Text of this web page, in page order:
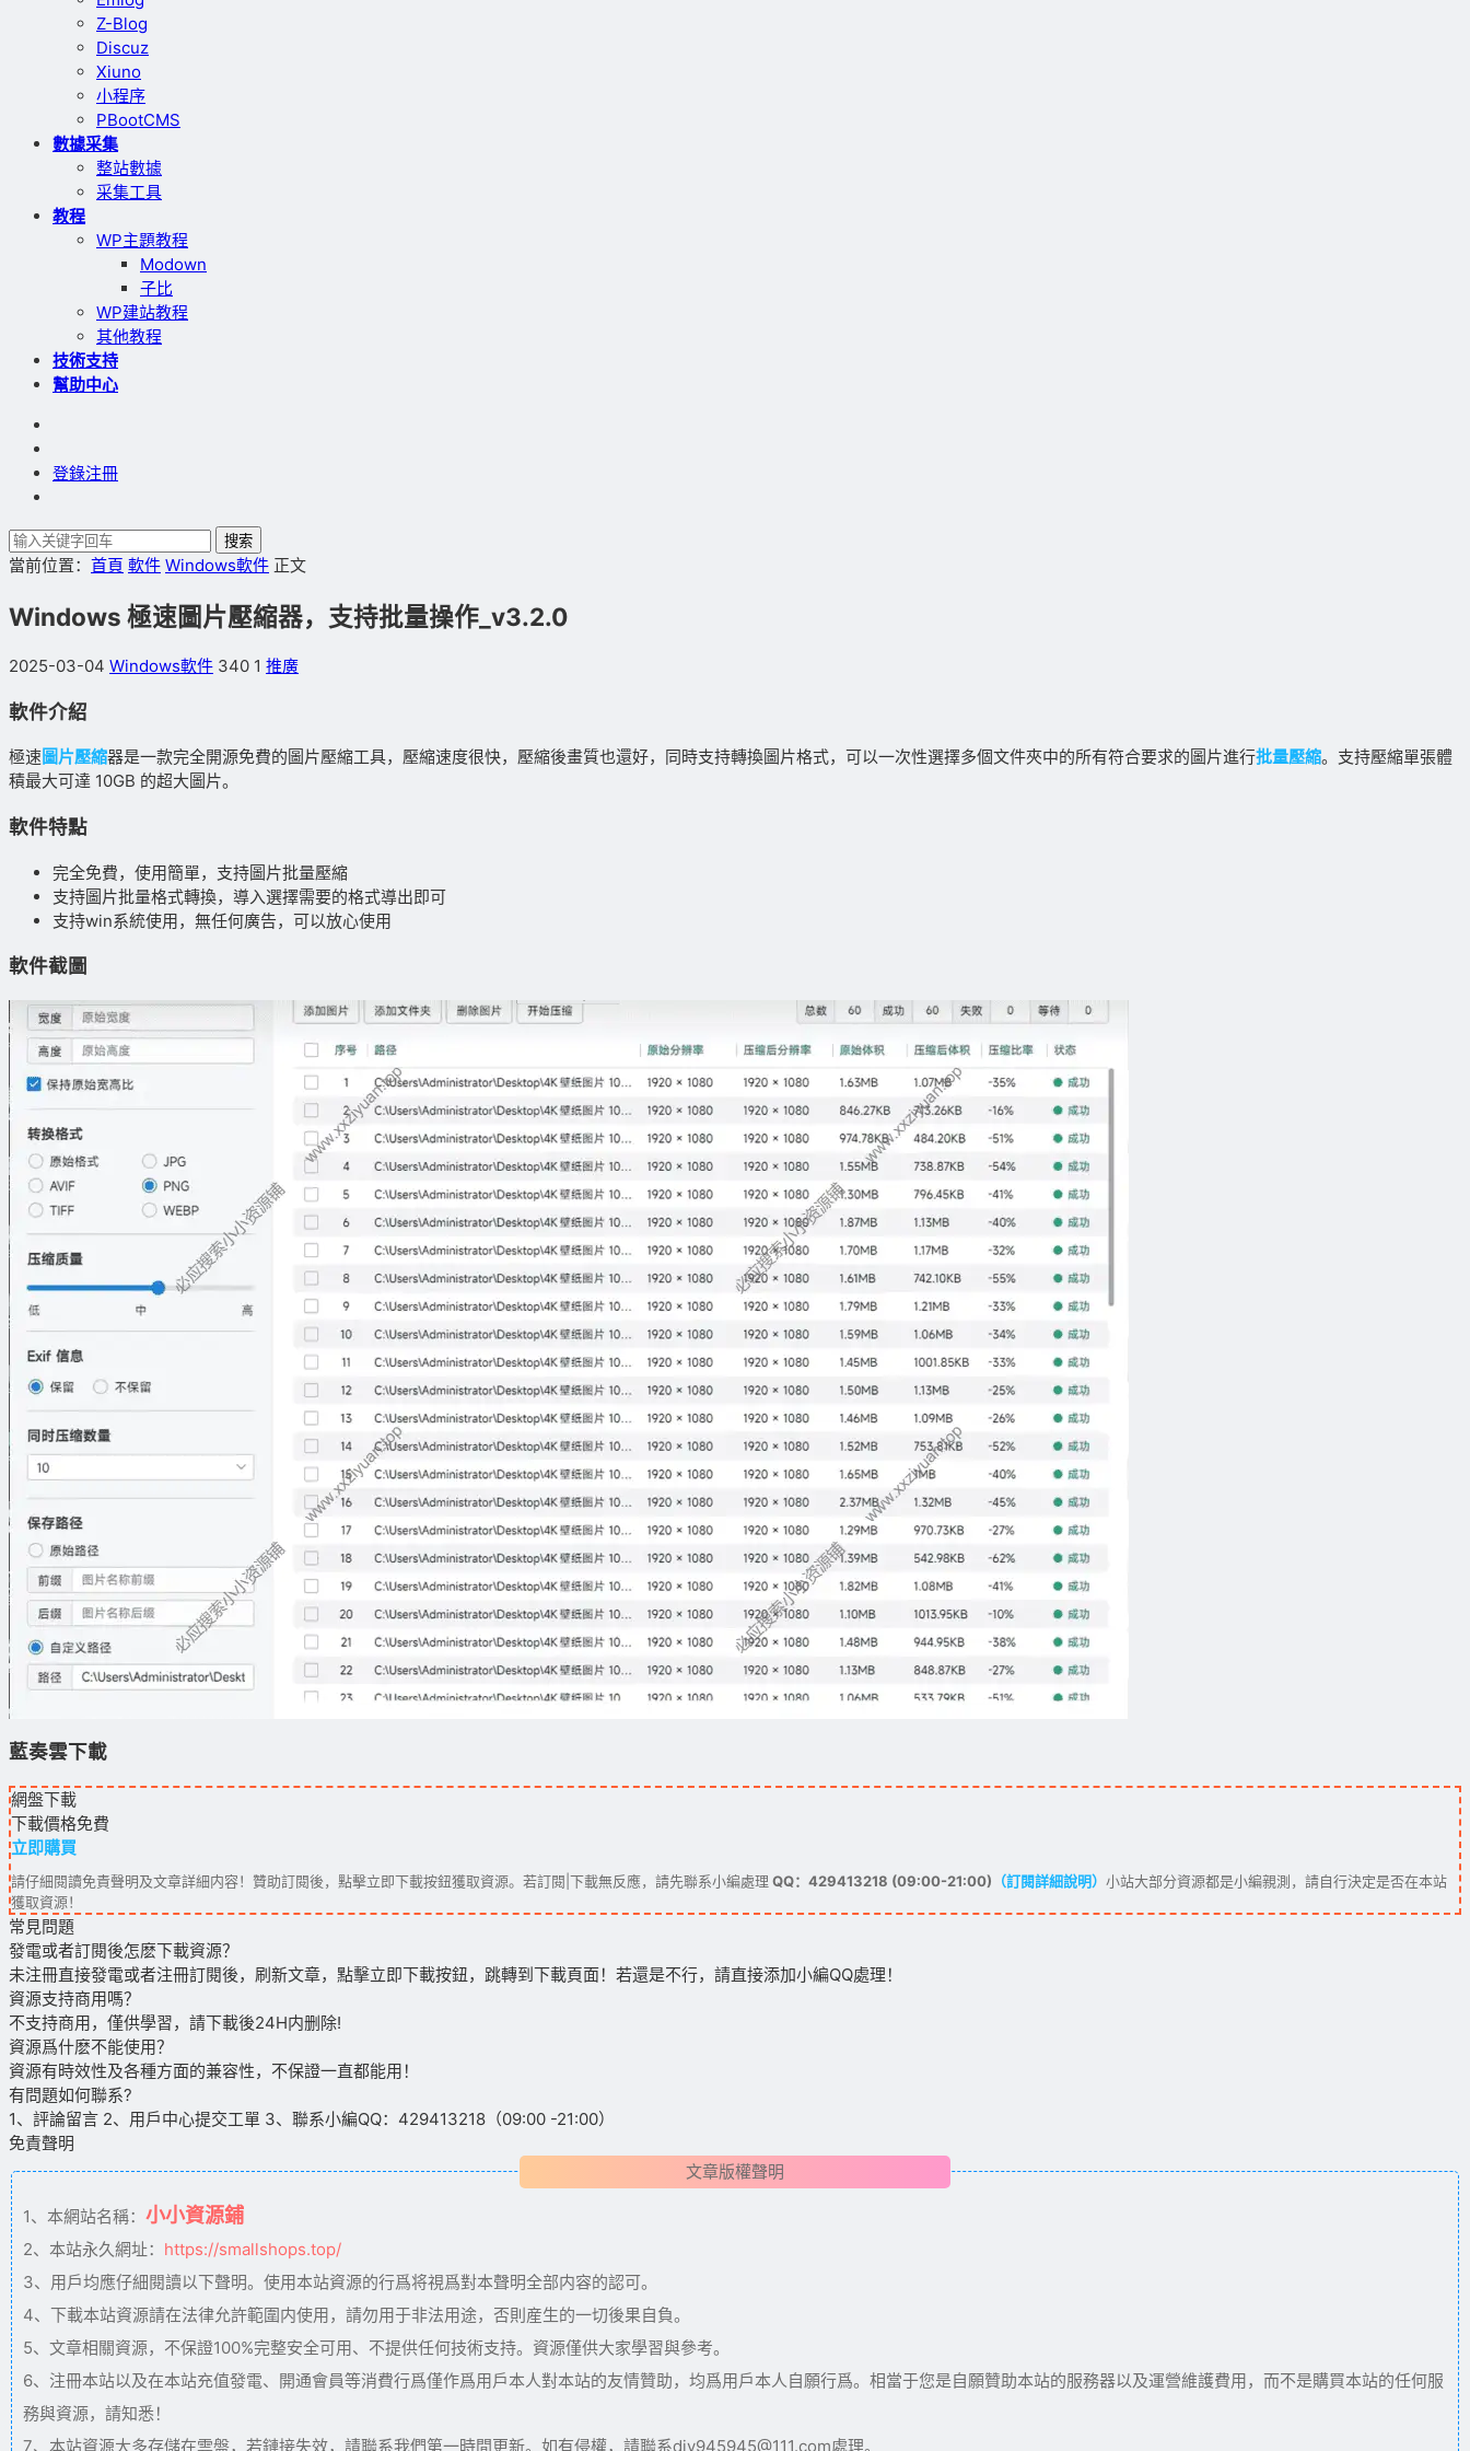
Z-Blog
Discuz
Xiuno
小程序
PBootCMS
數據采集
整站數據
采集工具
教程
WP主題教程
Modown
子比
WP建站教程
其他教程
技術支持
幫助中心
登錄注冊
搜索
當前位置： 首頁 軟件 Windows軟件 正文
Windows 極速圖片壓縮器，支持批量操作_v3.2.0
2025-03-04 Windows軟件 340 1 推廣
軟件介紹
極速圖片壓縮器是一款完全開源免費的圖片壓縮工具，壓縮速度很快，壓縮後畫質也還好，同時支持轉換圖片格式，可以一次性選擇多個文件夾中的所有符合要求的圖片進行批量壓縮。支持壓縮單張體
積最大可達 10GB 的超大圖片。
軟件特點
完全免費，使用簡單，支持圖片批量壓縮
支持圖片批量格式轉換，導入選擇需要的格式導出即可
支持win系統使用，無任何廣告，可以放心使用
軟件截圖
藍奏雲下載
網盤下載
下載價格免費
立即購買
請仔細閱讀免責聲明及文章詳細内容！贊助訂閱後，點擊立即下載按鈕獲取資源。若訂閱|下載無反應，請先聯系小編處理 QQ：429413218 (09:00-21:00) （訂閱詳細說明） 小站大部分資源都是小編親測，請自行決定是否在本站
獲取資源！
常見問題
發電或者訂閱後怎麽下載資源？
未注冊直接發電或者注冊訂閱後，刷新文章，點擊立即下載按鈕，跳轉到下載頁面！若還是不行，請直接添加小編QQ處理！
資源支持商用嗎？
不支持商用，僅供學習，請下載後24H内删除!
資源爲什麽不能使用？
資源有時效性及各種方面的兼容性，不保證一直都能用！
有問題如何聯系?
1、評論留言 2、用戶中心提交工單 3、聯系小編QQ：429413218（09:00 -21:00）
免責聲明
文章版權聲明
1、本網站名稱： 小小資源鋪
2、本站永久網址： https://smallshops.top/
3、用戶均應仔細閱讀以下聲明。使用本站資源的行爲将視爲對本聲明全部内容的認可。
4、下載本站資源請在法律允許範圍内使用，請勿用于非法用途，否則産生的一切後果自負。
5、文章相關資源，不保證100%完整安全可用、不提供任何技術支持。資源僅供大家學習與參考。
6、注冊本站以及在本站充值發電、開通會員等消費行爲僅作爲用戶本人對本站的友情贊助，均爲用戶本人自願行爲。相當于您是自願贊助本站的服務器以及運營維護費用，而不是購買本站的任何服
務與資源，請知悉！
7、本站資源大多存儲在雲盤，若鏈接失效，請聯系我們第一時間更新。如有侵權，請聯系diy945945@111.com處理。